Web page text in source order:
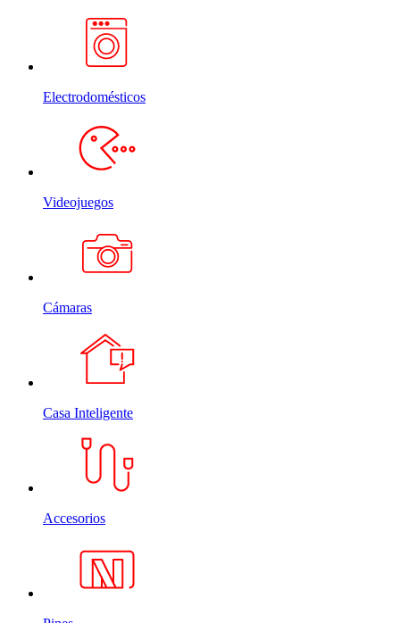
Electrodomésticos
Videojuegos
Cámaras
Casa Inteligente
Accesorios